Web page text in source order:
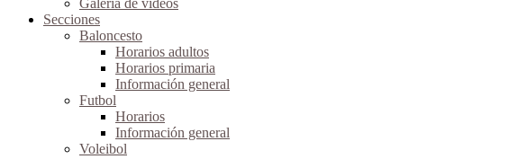
Galeria de vídeos
Secciones
Baloncesto
Horarios adultos
Horarios primaria
Información general
Futbol
Horarios
Información general
Voleibol